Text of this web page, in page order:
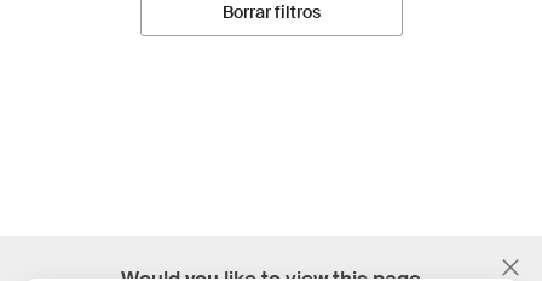
Borrar filtros